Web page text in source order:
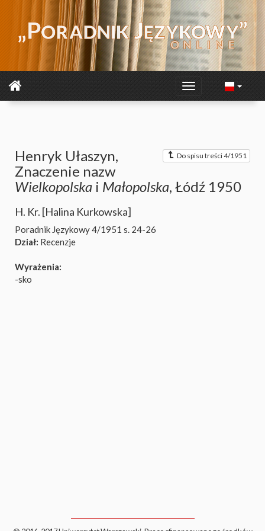
Do spisu treści 4/1951
Henryk Ułaszyn,
Znaczenie nazw
Wielkopolska i Małopolska, Łódź 1950
H. Kr. [Halina Kurkowska]
Poradnik Językowy 4/1951 s. 24-26
Dział: Recenzje
Wyrażenia:
-sko